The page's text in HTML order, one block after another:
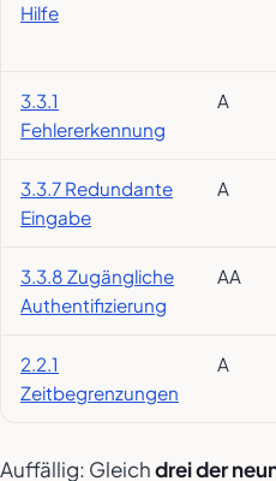
Hilfe
3.3.1
Fehlererkennung
A
3.3.7 Redundante
Eingabe
A
3.3.8 Zugängliche
Authentifizierung
AA
2.2.1
Zeitbegrenzungen
A
Auffällig: Gleichdrei der